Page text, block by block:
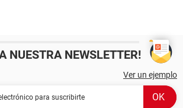
NUESTRA NEWSLETTER!
Ver un ejemplo